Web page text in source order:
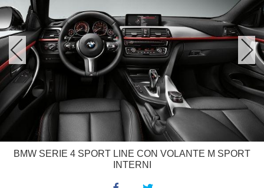
BMW SERIE 4 SPORT LINE CON VOLANTE M SPORT
INTERNI